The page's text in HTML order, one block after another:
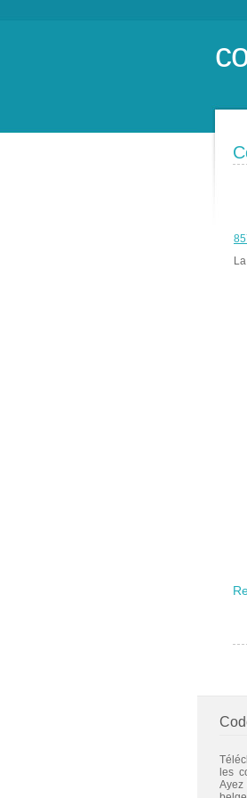
les
Ayez